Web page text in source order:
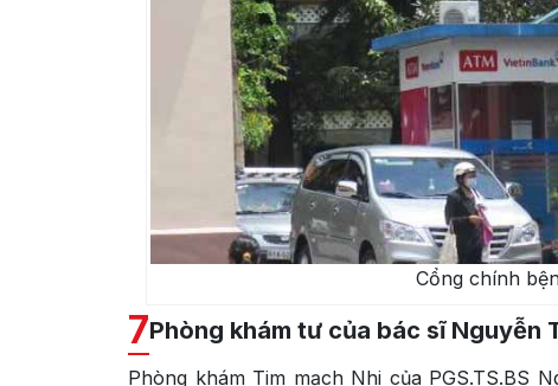
Cổng chính
7Phòng khám tư của bác sĩ Nguyễn
Phòng khám Tim mạch Nhi của PGS.TS.BS